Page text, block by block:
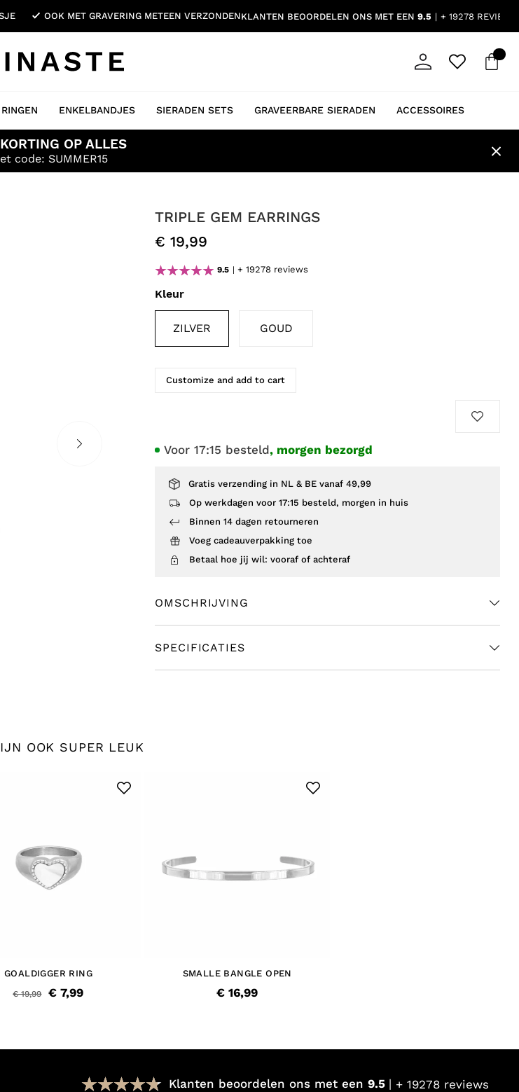
OOK MET GRAVERING METEEN VERZONDENKLANTEN BEOORDELEN ONS MET EEN 9.5 + 19278 REVIEWS
RINGEN ENKELBANDJES SIERADEN SETS GRAVEERBARE SIERADEN ACCESSOIRES
OP ALLES
code: SUMMER15
TRIPLE GEM EARRINGS
Kleur
ZILVER GOUD
9.5 + 19278 reviews
Gratis verzending in NL & BE vanaf 49,99
Op werkdagen voor 17:15 besteld, morgen in huis
Binnen 14 dagen retourneren
Voeg cadeauverpakking toe
Betaal hoe jij wil: vooraf of achteraf
€ 19,99
Customize and add to cart
Voor 17:15 besteld, morgen bezorgd
OMSCHRIJVING
SPECIFICATIES
OOK SUPER LEUK
GOALDIGGER RING
€ 7,99
€ 19,99
SMALLE BANGLE OPEN
€ 16,99
Klanten beoordelen ons met een 9.5 + 19278 reviews